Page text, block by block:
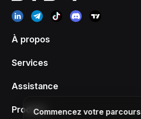
À propos
Services
Assistance
ProduitsCommencez votre parcours